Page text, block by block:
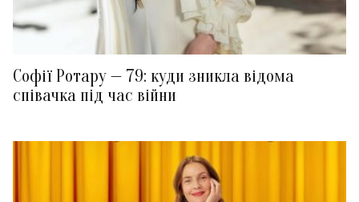
Софії Ротару — 79: куди зникла відома
співачка під час війни